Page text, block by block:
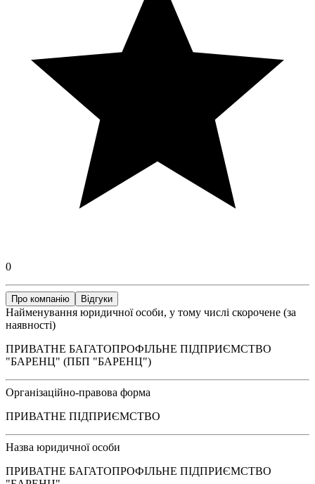
0
Про компанію Відгуки
Найменування юридичної особи, у тому числі скорочене (за
наявності)
ПРИВАТНЕ БАГАТОПРОФІЛЬНЕ ПІДПРИЄМСТВО
"БАРЕНЦ" (ПБП "БАРЕНЦ")
Організаційно-правова форма
ПРИВАТНЕ ПІДПРИЄМСТВО
Назва юридичної особи
ПРИВАТНЕ БАГАТОПРОФІЛЬНЕ ПІДПРИЄМСТВО